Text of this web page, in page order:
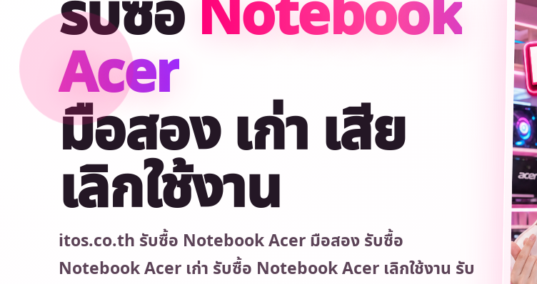
รับซื้อ Notebook
Acer
มือสอง เก่า เสีย
เลิกใช้งาน
itos.co.th รับซื้อ Notebook Acer มือสอง รับซื้อ
Notebook Acer เก่า รับซื้อ Notebook Acer เลิกใช้งาน รับ